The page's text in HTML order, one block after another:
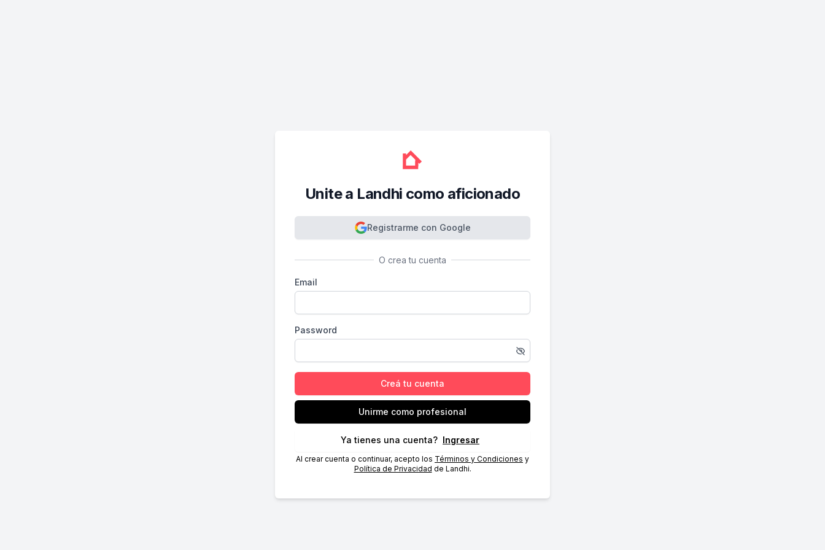
Unite a Landhi como aficionado
Registrarme con Google
O crea tu cuenta
Email
Password
Creá tu cuenta
Unirme como profesional
Ya tienes una cuenta? Ingresar
Al crear cuenta o continuar, acepto los Términos y Condiciones y
Política de Privacidad de Landhi.